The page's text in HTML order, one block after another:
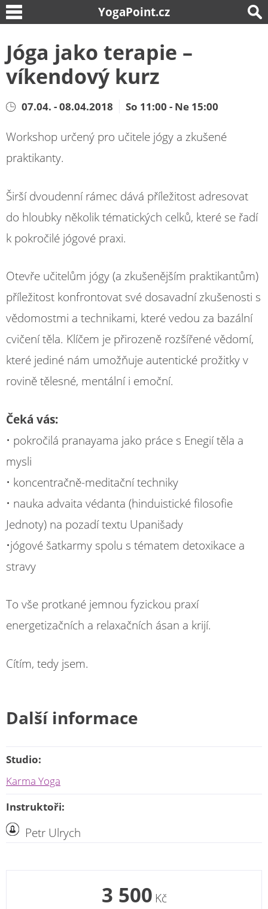
YogaPoint.cz
Jóga jako terapie –
víkendový kurz
07.04. - 08.04.2018 So 11:00 - Ne 15:00
Workshop určený pro učitele jógy a zkušené
praktikanty.
Širší dvoudenní rámec dává příležitost adresovat
do hloubky několik tématických celků, které se řadí
k pokročilé jógové praxi.
Otevře učitelům jógy (a zkušenějším praktikantům)
příležitost konfrontovat své dosavadní zkušenosti s
vědomostmi a technikami, které vedou za bazální
cvičení těla. Klíčem je přirozeně rozšířené vědomí,
které jediné nám umožňuje autentické prožitky v
rovině tělesné, mentální i emoční.
Čeká vás:
• pokročilá pranayama jako práce s Enegií těla a
mysli
• koncentračně-meditační techniky
• nauka advaita védanta (hinduistické filosofie
Jednoty) na pozadí textu Upanišady
•jógové šatkarmy spolu s tématem detoxikace a
stravy
To vše protkané jemnou fyzickou praxí
energetizačních a relaxačních ásan a krijí.
Cítím, tedy jsem.
Další informace
Studio:
Karma Yoga
Instruktoři:
Petr Ulrych
3 500 Kč